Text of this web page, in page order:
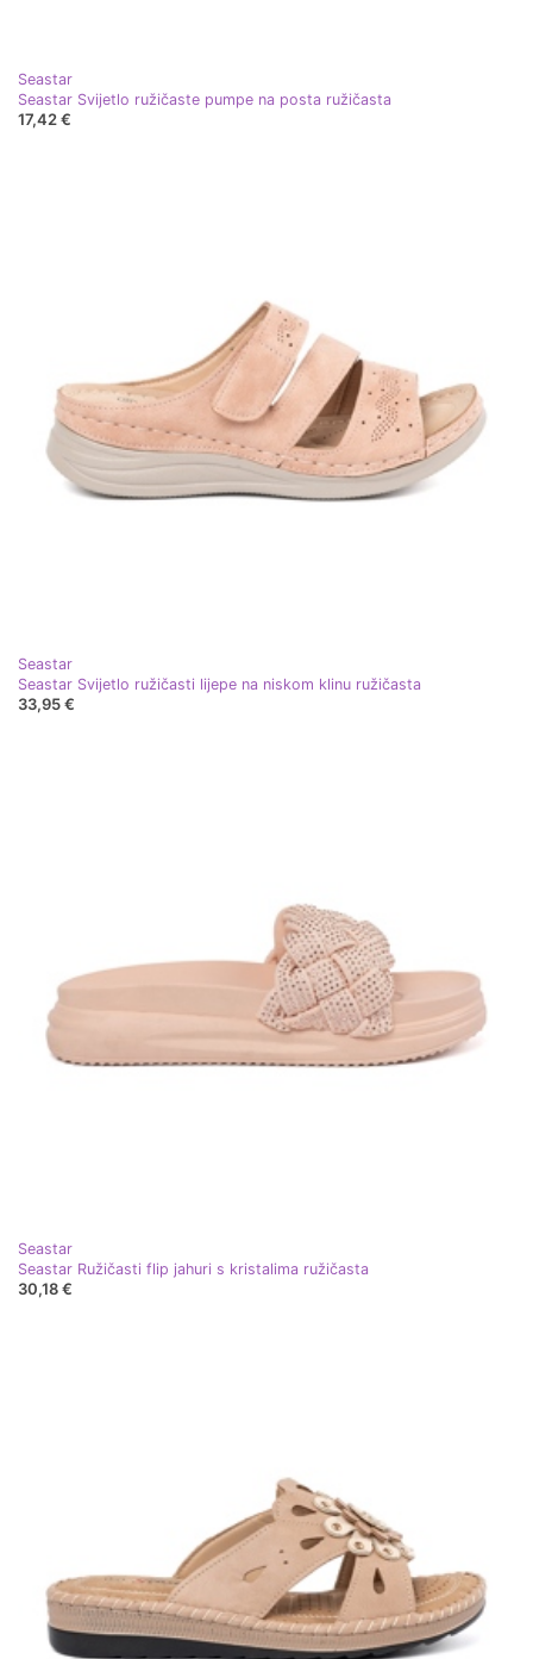
Seastar
Seastar Svijetlo ružičaste pumpe na posta ružičasta
17,42 €
Seastar
Seastar Svijetlo ružičasti lijepe na niskom klinu ružičasta
33,95 €
Seastar
Seastar Ružičasti flip jahuri s kristalima ružičasta
30,18 €